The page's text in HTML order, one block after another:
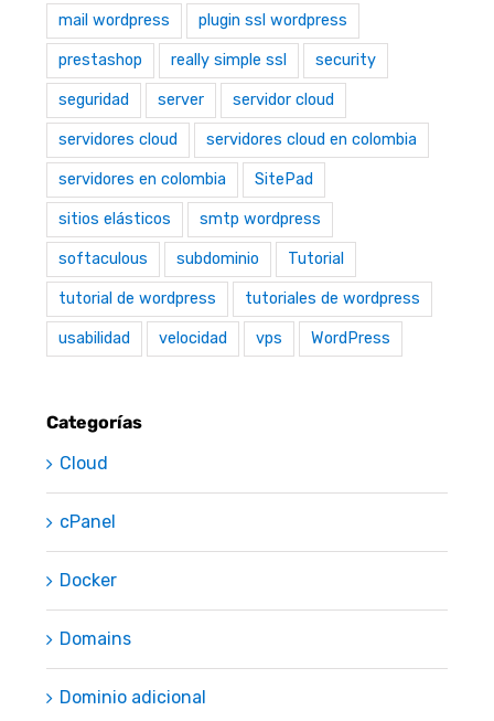
mail wordpress plugin ssl wordpress
prestashop really simple ssl security
seguridad server servidor cloud
servidores cloud servidores cloud en colombia
servidores en colombia SitePad
sitios elásticos smtp wordpress
softaculous subdominio Tutorial
tutorial de wordpress tutoriales de wordpress
usabilidad velocidad vps WordPress
Categorías
Cloud
cPanel
Docker
Domains
Dominio adicional